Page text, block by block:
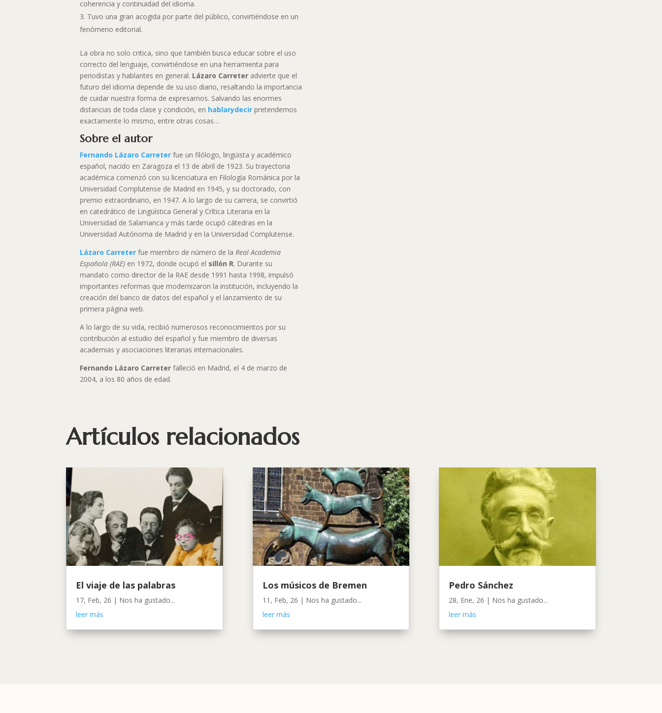
coherencia y continuidad del idioma.
Tuvo una gran acogida por parte del público, convirtiéndose en un
fenómeno editorial.
La obra no solo critica, sino que también busca educar sobre el uso
correcto del lenguaje, convirtiéndose en una herramienta para
periodistas y hablantes en general. Lázaro Carreter advierte que el
futuro del idioma depende de su uso diario, resaltando la importancia
de cuidar nuestra forma de expresarnos. Salvando las enormes
distancias de toda clase y condición, en hablarydecirpretendemos
exactamente lo mismo, entre otras cosas…
Sobre el autor
Fernando Lázaro Carreter fue un filólogo, lingüista y académico
español, nacido en Zaragoza el 13 de abril de 1923. Su trayectoria
académica comenzó con su licenciatura en Filología Románica por la
Universidad Complutense de Madrid en 1945, y su doctorado, con
premio extraordinario, en 1947. A lo largo de su carrera, se convirtió
en catedrático de Lingüística General y Crítica Literaria en la
Universidad de Salamanca y más tarde ocupó cátedras en la
Universidad Autónoma de Madrid y en la Universidad Complutense.
Lázaro Carreter fue miembro de número de laReal Academia
Española (RAE) en 1972, donde ocupó el sillón R. Durante su
mandato como director de la RAE desde 1991 hasta 1998, impulsó
importantes reformas que modernizaron la institución, incluyendo la
creación del banco de datos del español y el lanzamiento de su
primera página web.
A lo largo de su vida, recibió numerosos reconocimientos por su
contribución al estudio del español y fue miembro de diversas
academias y asociaciones literarias internacionales.
Fernando Lázaro Carreter falleció en Madrid, el 4 de marzo de
2004, a los 80 años de edad.
Artículos relacionados
El viaje de las palabras
17, Feb, 26 | Nos ha gustado...
leer más
Los músicos de Bremen
11, Feb, 26 | Nos ha gustado...
leer más
Pedro Sánchez
28, Ene, 26 | Nos ha gustado...
leer más